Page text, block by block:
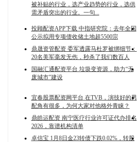
被补贴的行业，选产业趋势的行业，选供
需矛盾突出的行业。一句...
投顾配资APP下载 中指研究院：去年全国
公示拟用专项债收储土地超5500宗
鼎晟资管配资 委军透露马杜罗被绑细节：
20名美军毫发无伤，秒杀了我们数百人
国融汇通配资平台 垃圾变资源，助力“无
废城市”建设
宜春股票配资网平台 在TVB，演技好的男
配角有很多，为何大家对他格外青睐？
鼎皓运配资 南宁医疗行业许可证代办排名
2026，靠谱机构清单
卓信宝 1月8日金23转债下跌0.02%，转股